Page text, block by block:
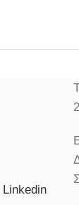
Linkedin